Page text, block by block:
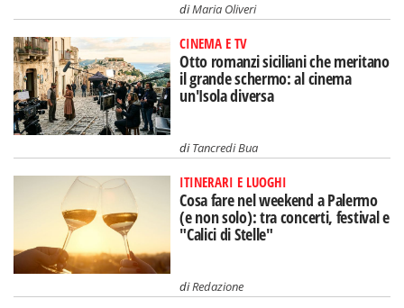
diMaria Oliveri
CINEMA E TV
Otto romanzi siciliani che meritano
il grande schermo: al cinema
un'Isola diversa
diTancredi Bua
ITINERARI E LUOGHI
Cosa fare nel weekend a Palermo
(e non solo): tra concerti, festival e
"Calici di Stelle"
diRedazione